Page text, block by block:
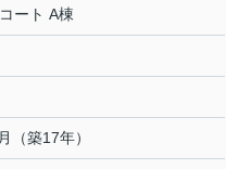
ート A棟
（築17年）